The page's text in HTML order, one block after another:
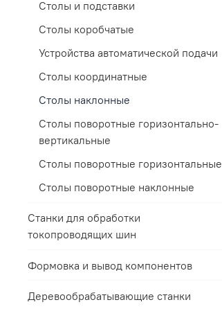
Столы и подставки
Столы коробчатые
Устройства автоматической подачи
Столы координатные
Столы наклонные
Столы поворотные горизонтально-
вертикальные
Столы поворотные горизонтальные
Столы поворотные наклонные
Станки для обработки
токопроводящих шин
Формовка и вывод компонентов
Деревообрабатывающие станки